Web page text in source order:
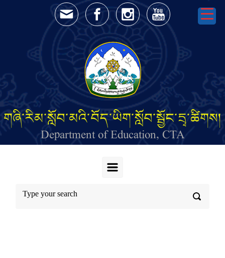
Skip to main content
གཞི་རིམ་སློབ་མའི་བོད་ཡིག་སློབ་སྦྱོང་དྲྭ་ཚིགས།
Department of Education, CTA